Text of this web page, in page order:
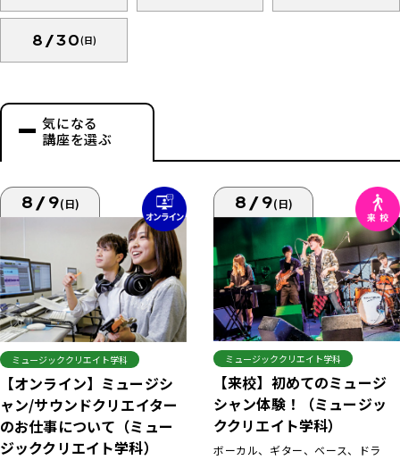
8/30(日)
気になる
講座を選ぶ
8/9(日)
ミュージッククリエイト学科
【オンライン】ミュージシ
ャン/サウンドクリエイター
のお仕事について（ミュー
ジッククリエイト学科）
8/9(日)
ミュージッククリエイト学科
【来校】初めてのミュージ
シャン体験！（ミュージッ
ククリエイト学科）
ボーカル、ギター、ベース、ドラ